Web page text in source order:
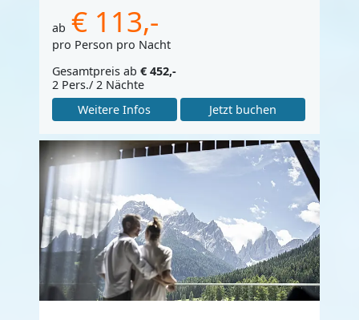
ab € 113,-
pro Person pro Nacht
Gesamtpreis ab € 452,-
2 Pers./ 2 Nächte
Weitere Infos
Jetzt buchen